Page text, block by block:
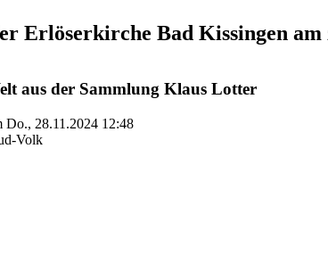
Erlöserkirche Bad Kissingen am
aus der Sammlung Klaus Lotter
Do., 28.11.2024 12:48